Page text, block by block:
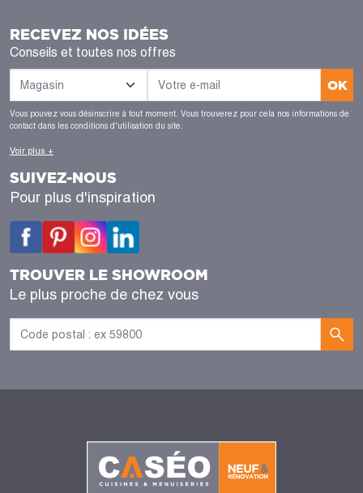
RECEVEZ NOS IDÉES
Conseils et toutes nos offres
OK
Vous pouvez vous désinscrire à tout moment. Vous trouverez pour cela nos informations de
contact dans les conditions d'utilisation du site.
Voir plus +
SUIVEZ-NOUS
Pour plus d'inspiration
TROUVER LE SHOWROOM
Le plus proche de chez vous